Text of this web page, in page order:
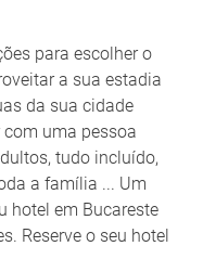
para escolher o
a sua estadia
da sua cidade
uma pessoa
tudo incluído,
a família ... Um
hotel em Bucareste
Reserve o seu hotel